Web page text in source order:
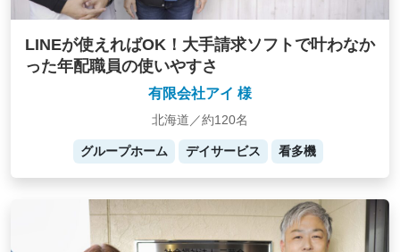
LINEが使えればOK！大手請求ソフトで叶わなか
った年配職員の使いやすさ
有限会社アイ 様
北海道／約120名
グループホーム デイサービス 看多機